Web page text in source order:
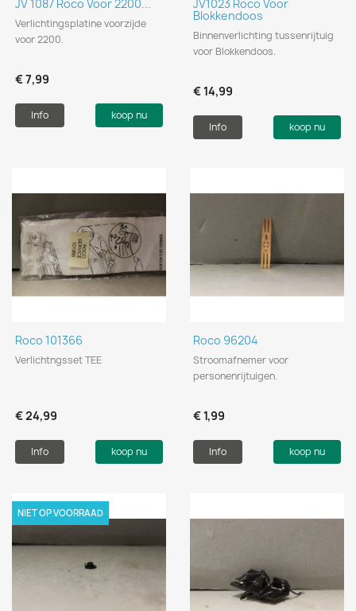
JV 1087 Roco Voor 2200...
Verlichtingsplatine voorzijde
voor 2200.
€ 7,99
Info koop nu
JV1023 Roco Voor
Blokkendoos
Binnenverlichting tussenrijtuig
voor Blokkendoos.
€ 14,99
Info koop nu
Roco 101366
Verlichtngsset TEE
€ 24,99
Info koop nu
Roco 96204
Stroomafnemer voor
personenrijtuigen.
€ 1,99
Info koop nu
NIET OP VOORRAAD